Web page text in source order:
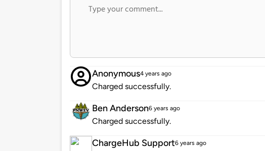
Anonymous4 years ago
Charged successfully.
Ben Anderson6 years ago
Charged successfully.
ChargeHub Support6 years ago